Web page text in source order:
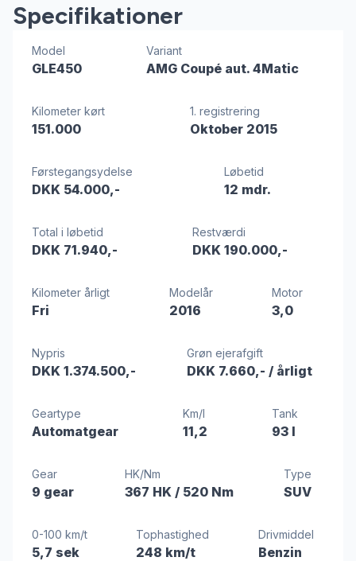
Specifikationer
Model
GLE450
Variant
AMG Coupé aut. 4Matic
Kilometer kørt
151.000
1. registrering
Oktober 2015
Førstegangsydelse
DKK 54.000,-
Løbetid
12 mdr.
Total i løbetid
DKK 71.940,-
Restværdi
DKK 190.000,-
Kilometer årligt
Fri
Modelår
2016
Motor
3,0
Nypris
DKK 1.374.500,-
Grøn ejerafgift
DKK 7.660,- / årligt
Geartype
Automatgear
Km/l
11,2
Tank
93 l
Gear
9 gear
HK/Nm
367 HK / 520 Nm
Type
SUV
0-100 km/t
5,7 sek
Tophastighed
248 km/t
Drivmiddel
Benzin